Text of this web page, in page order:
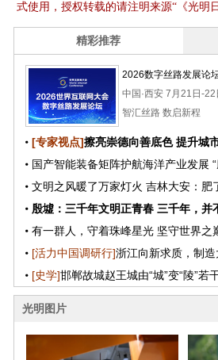
式使用，授权转载的请注明来源“《光明